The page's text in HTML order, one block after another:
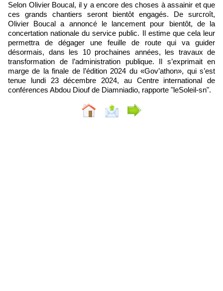
Selon Olivier Boucal, il y a encore des choses à assainir et que
ces grands chantiers seront bientôt engagés. De surcroît,
Olivier Boucal a annoncé le lancement pour bientôt, de la
concertation nationale du service public. Il estime que cela leur
permettra de dégager une feuille de route qui va guider
désormais, dans les 10 prochaines années, les travaux de
transformation de l’administration publique. Il s’exprimait en
marge de la finale de l’édition 2024 du «Gov’athon», qui s’est
tenue lundi 23 décembre 2024, au Centre international de
conférences Abdou Diouf de Diamniadio, rapporte "leSoleil-sn".